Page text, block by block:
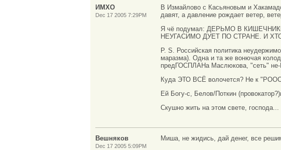
ИМХО
Dec 17 2005 7:29PM
В Измайлово с Касьяновым и
давят, а давление рождает ветер,
Я чё подумал: ДЕРЬМО В
НЕУГАСИМО ДУЕТ ПО СТРАНЕ. И
P. S. Российская политика
маразма). Одна и та же вонючая
предГОСПЛАНа Маслюкова, "сеть" не-
Куда ЭТО ВСЁ волочется? Не к
Ей Богу-с, Белов/Поткин
Скушно жить на этом свете, господа...
Вешняков
Dec 17 2005 5:09PM
Миша, не жидись, дай денег, все